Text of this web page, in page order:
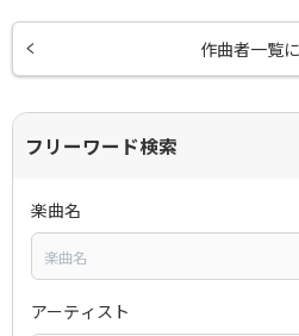
作曲者一覧
フリーワード検索
楽曲名
アーティスト